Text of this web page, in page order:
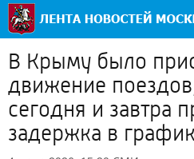
В Крыму было
движение
сегодня и завтра
задержка в